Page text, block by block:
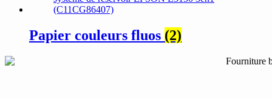
Papier couleurs fluos (2)